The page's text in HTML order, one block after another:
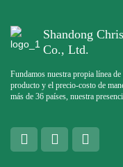
Shandong
Co., Ltd.
Fundamos nuestra propia línea
producto y el precio-costo de
más de 36 países, nuestra